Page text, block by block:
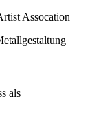
Assocation
als